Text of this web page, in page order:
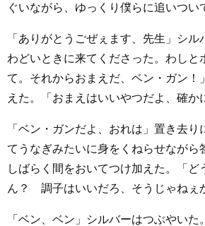
ぐいながら、ゆっくり僕らに追いつい
「ありがとうごぜぇます、先生」シル
わどいときに来てくださった。わしと
て。それからおまえだ、ベン・ガン！
えた。「おまえはいいやつだよ、確か
「ベン・ガンだよ、おれは」置き去り
てうなぎみたいに身をくねらせながら
しばらく間をおいてつけ加えた。「ど
ん？ 調子はいいだろ、そうじゃねぇ
「ベン、ベン」シルバーはつぶやいた